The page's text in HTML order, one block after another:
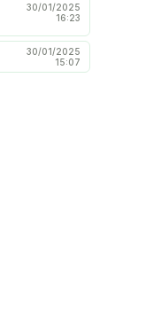
30/01/2025
16:23
30/01/2025
15:07